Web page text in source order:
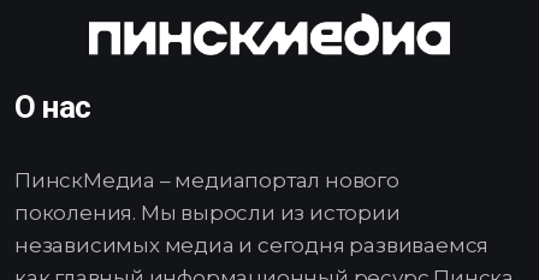
О нас
ПинскМедиа – медиапортал нового
поколения. Мы выросли из истории
независимых медиа и сегодня развиваемся